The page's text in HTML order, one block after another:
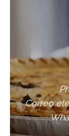
Correo